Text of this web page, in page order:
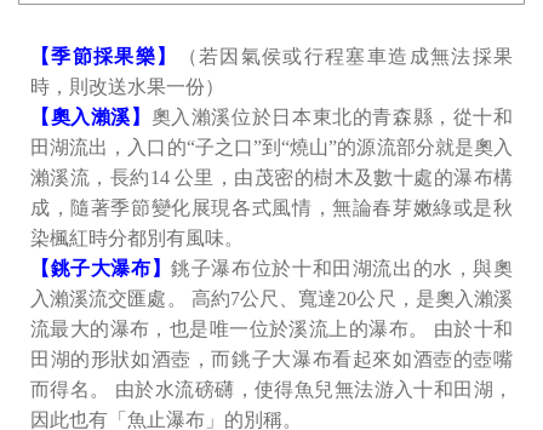
【季節採果樂】
（若因氣侯或行程塞車造成無法採果
時，則改送水果一份）
【奧入瀨溪】 奧入瀨溪位於日本東北的青森縣，從十和
田湖流出，入口的“子之口”到“燒山”的源流部分就是奧入
瀨溪流，長約14 公里，由茂密的樹木及數十處的瀑布構
成，隨著季節變化展現各式風情，無論春芽嫩綠或是秋
染楓紅時分都別有風味。
【銚子大瀑布】銚子瀑布位於十和田湖流出的水，與奧
入瀨溪流交匯處。 高約7公尺、寬達20公尺，是奧入瀨溪
流最大的瀑布，也是唯一位於溪流上的瀑布。 由於十和
田湖的形狀如酒壺，而銚子大瀑布看起來如酒壺的壺嘴
而得名。 由於水流磅礴，使得魚兒無法游入十和田湖，
因此也有「魚止瀑布」的別稱。